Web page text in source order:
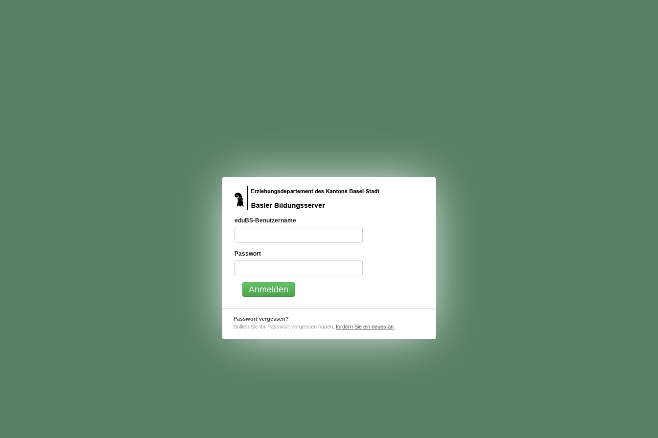
eduBS-Benutzername
Passwort
Passwort vergessen?
Sollten Sie Ihr Passwort vergessen haben, fordern Sie ein neues an.